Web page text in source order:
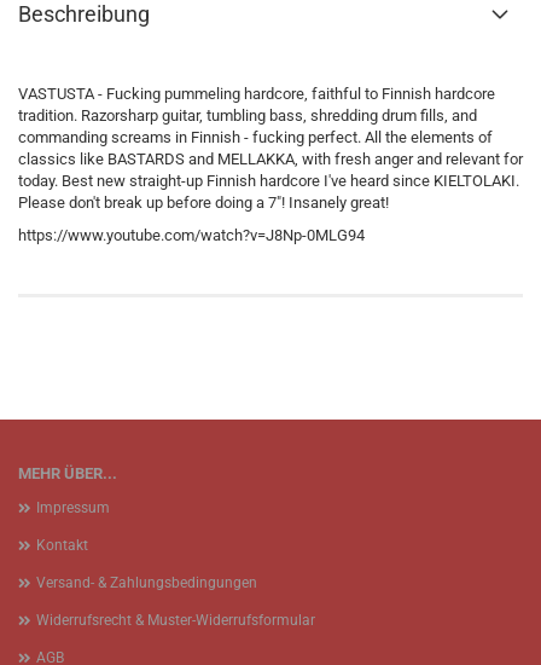
Beschreibung
VASTUSTA - Fucking pummeling hardcore, faithful to Finnish hardcore
tradition. Razorsharp guitar, tumbling bass, shredding drum fills, and
commanding screams in Finnish - fucking perfect. All the elements of
classics like BASTARDS and MELLAKKA, with fresh anger and relevant for
today. Best new straight-up Finnish hardcore I've heard since KIELTOLAKI.
Please don't break up before doing a 7"! Insanely great!
https://www.youtube.com/watch?v=J8Np-0MLG94
MEHR ÜBER...
Impressum
Kontakt
Versand- & Zahlungsbedingungen
Widerrufsrecht & Muster-Widerrufsformular
AGB